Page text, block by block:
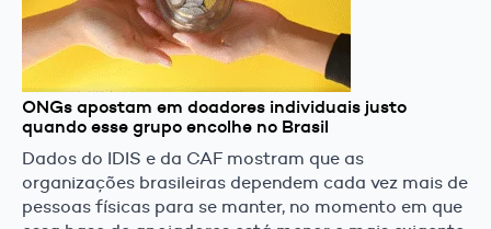
ONGs apostam em doadores individuais justo
quando esse grupo encolhe no Brasil
Dados do IDIS e da CAF mostram que as
organizações brasileiras dependem cada vez mais de
pessoas físicas para se manter, no momento em que